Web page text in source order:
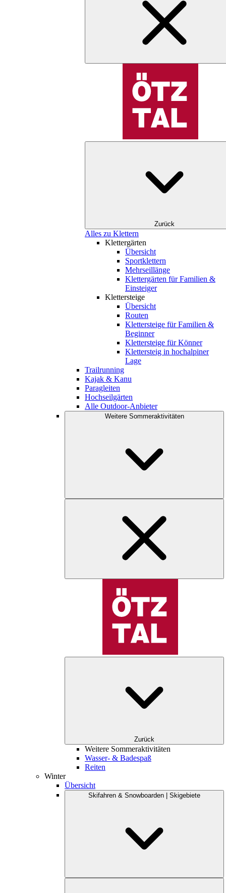
Zurück
Alles zu Klettern
Klettergärten
Übersicht
Sportklettern
Mehrseillänge
Klettergärten für Familien &
Einsteiger
Klettersteige
Übersicht
Routen
Klettersteige für Familien &
Beginner
Klettersteige für Könner
Klettersteig in hochalpiner
Lage
Trailrunning
Kajak & Kanu
Paragleiten
Hochseilgärten
Alle Outdoor-Anbieter
Weitere Sommeraktivitäten
Zurück
Weitere Sommeraktivitäten
Wasser- & Badespaß
Reiten
Winter
Übersicht
Skifahren & Snowboarden | Skigebiete